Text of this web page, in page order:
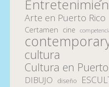
Arte en Puerto Rico
Certamen cine
cultura
Cultura en
DIBUJO diseño